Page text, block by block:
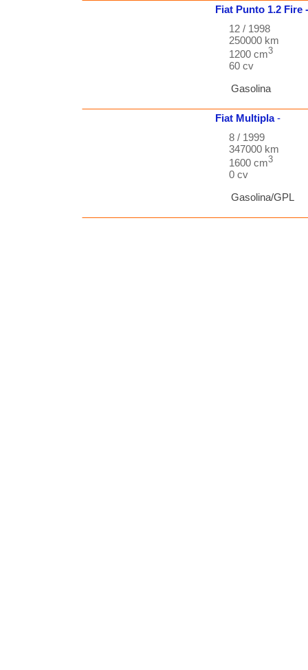
Fiat Punto 1.2 Fire
12 / 1998
250000 km
1200 cm3
60 cv
Gasolina
Fiat Multipla-
8 / 1999
347000 km
1600 cm3
0 cv
Gasolina/GPL